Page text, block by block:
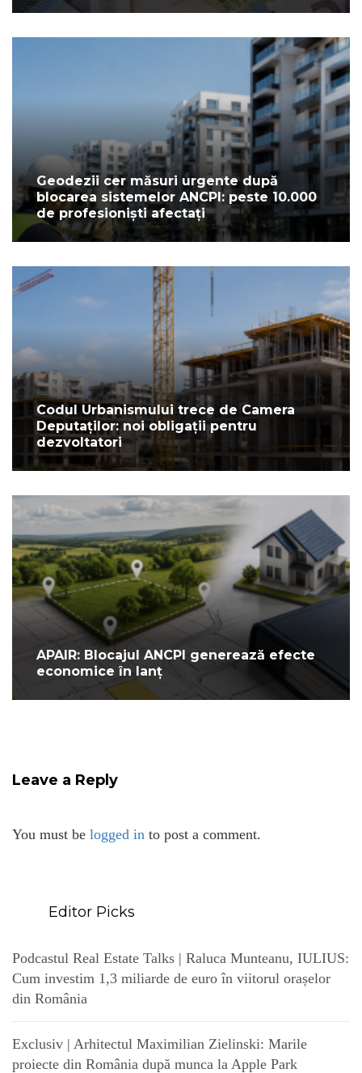
Geodezii cer măsuri urgente după
blocarea sistemelor ANCPI: peste 10.000
de profesioniști afectați
Codul Urbanismului trece de Camera
Deputaților: noi obligații pentru
dezvoltatori
APAIR: Blocajul ANCPI generează efecte
economice în lanț
Leave a Reply
You must be logged in to post a comment.
Editor Picks
Podcastul Real Estate Talks | Raluca Munteanu, IULIUS:
Cum investim 1,3 miliarde de euro în viitorul orașelor
din România
Exclusiv | Arhitectul Maximilian Zielinski: Marile
proiecte din România după munca la Apple Park